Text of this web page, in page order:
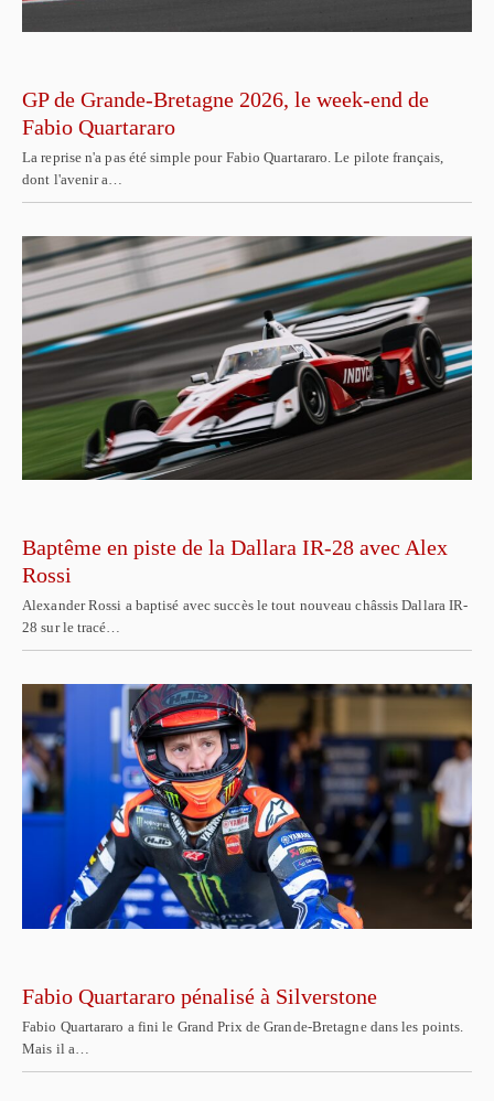
GP de Grande-Bretagne 2026, le week-end de
Fabio Quartararo
La reprise n'a pas été simple pour Fabio Quartararo. Le pilote français,
dont l'avenir a…
Baptême en piste de la Dallara IR-28 avec Alex
Rossi
Alexander Rossi a baptisé avec succès le tout nouveau châssis Dallara IR-
28 sur le tracé…
Fabio Quartararo pénalisé à Silverstone
Fabio Quartararo a fini le Grand Prix de Grande-Bretagne dans les points.
Mais il a…